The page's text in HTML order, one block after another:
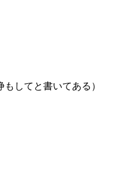
してと書いてある）